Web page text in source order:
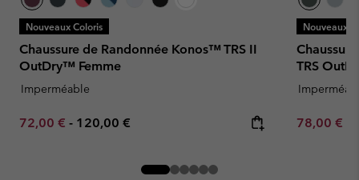
Nouveaux Coloris
Chaussure de Randonnée Konos™ TRS II
OutDry™ Femme
Imperméable
Minimum sale price:
72,00 € - Maximum price:
120,00 €
Nouveaux
TRS
Minimum
78,00 €